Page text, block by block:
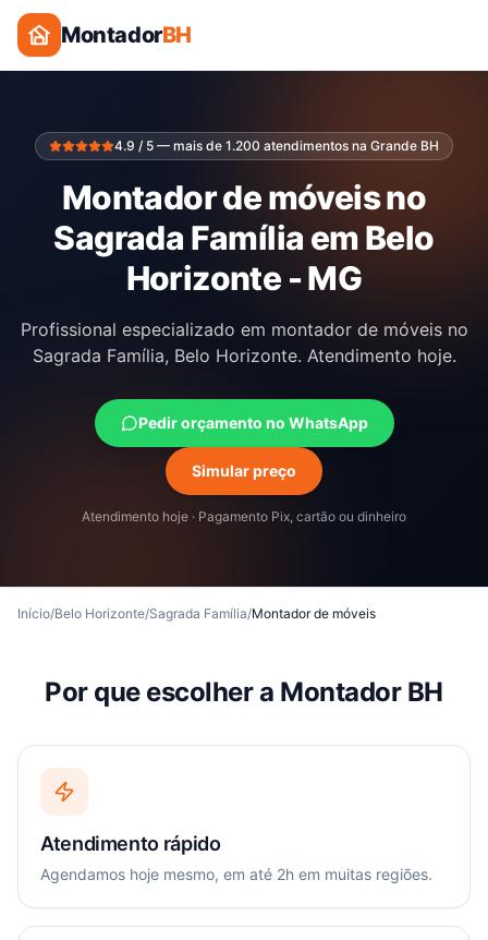
MontadorBH
4.9 / 5 — mais de 1.200 atendimentos na Grande BH
Montador de móveis no
Sagrada Família em Belo
Horizonte - MG
Profissional especializado em montador de móveis no
Sagrada Família, Belo Horizonte. Atendimento hoje.
Pedir orçamento no WhatsApp
Simular preço
Atendimento hoje · Pagamento Pix, cartão ou dinheiro
Início/Belo Horizonte/Sagrada Família/Montador de móveis
Por que escolher a Montador BH
Atendimento rápido
Agendamos hoje mesmo, em até 2h em muitas regiões.